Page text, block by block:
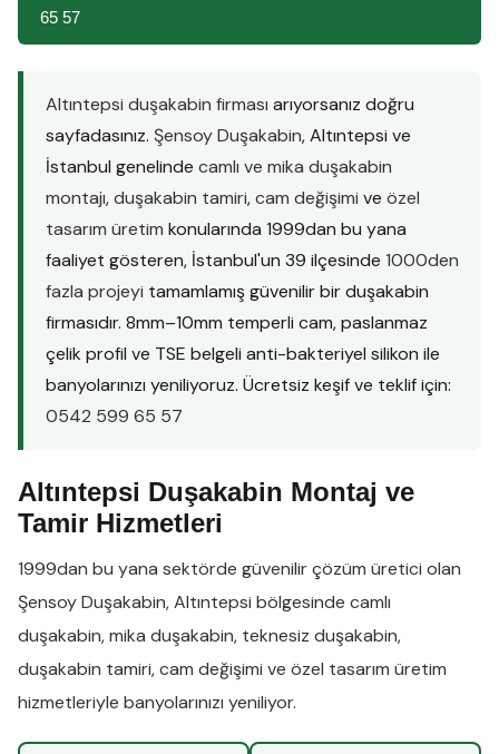
65 57
Altıntepsi duşakabin firması arıyorsanız doğru
sayfadasınız. Şensoy Duşakabin, Altıntepsi ve
İstanbul genelinde camlı ve mika duşakabin
montajı,duşakabin tamiri,cam değişimi ve özel
tasarım üretim konularında 1999dan bu yana
faaliyet gösteren, İstanbul'un 39 ilçesinde 1000den
fazla projeyi tamamlamış güvenilir bir duşakabin
firmasıdır. 8mm–10mm temperli cam, paslanmaz
çelik profil ve TSE belgeli anti-bakteriyel silikon ile
banyolarınızı yeniliyoruz. Ücretsiz keşif ve teklif için:
0542 599 65 57
Altıntepsi Duşakabin Montaj ve
Tamir Hizmetleri
1999dan bu yana sektörde güvenilir çözüm üretici olan
Şensoy Duşakabin,Altıntepsi bölgesinde camlı
duşakabin,mika duşakabin, teknesiz duşakabin,
duşakabin tamiri,cam değişimi ve özel tasarım üretim
hizmetleriyle banyolarınızı yeniliyor.